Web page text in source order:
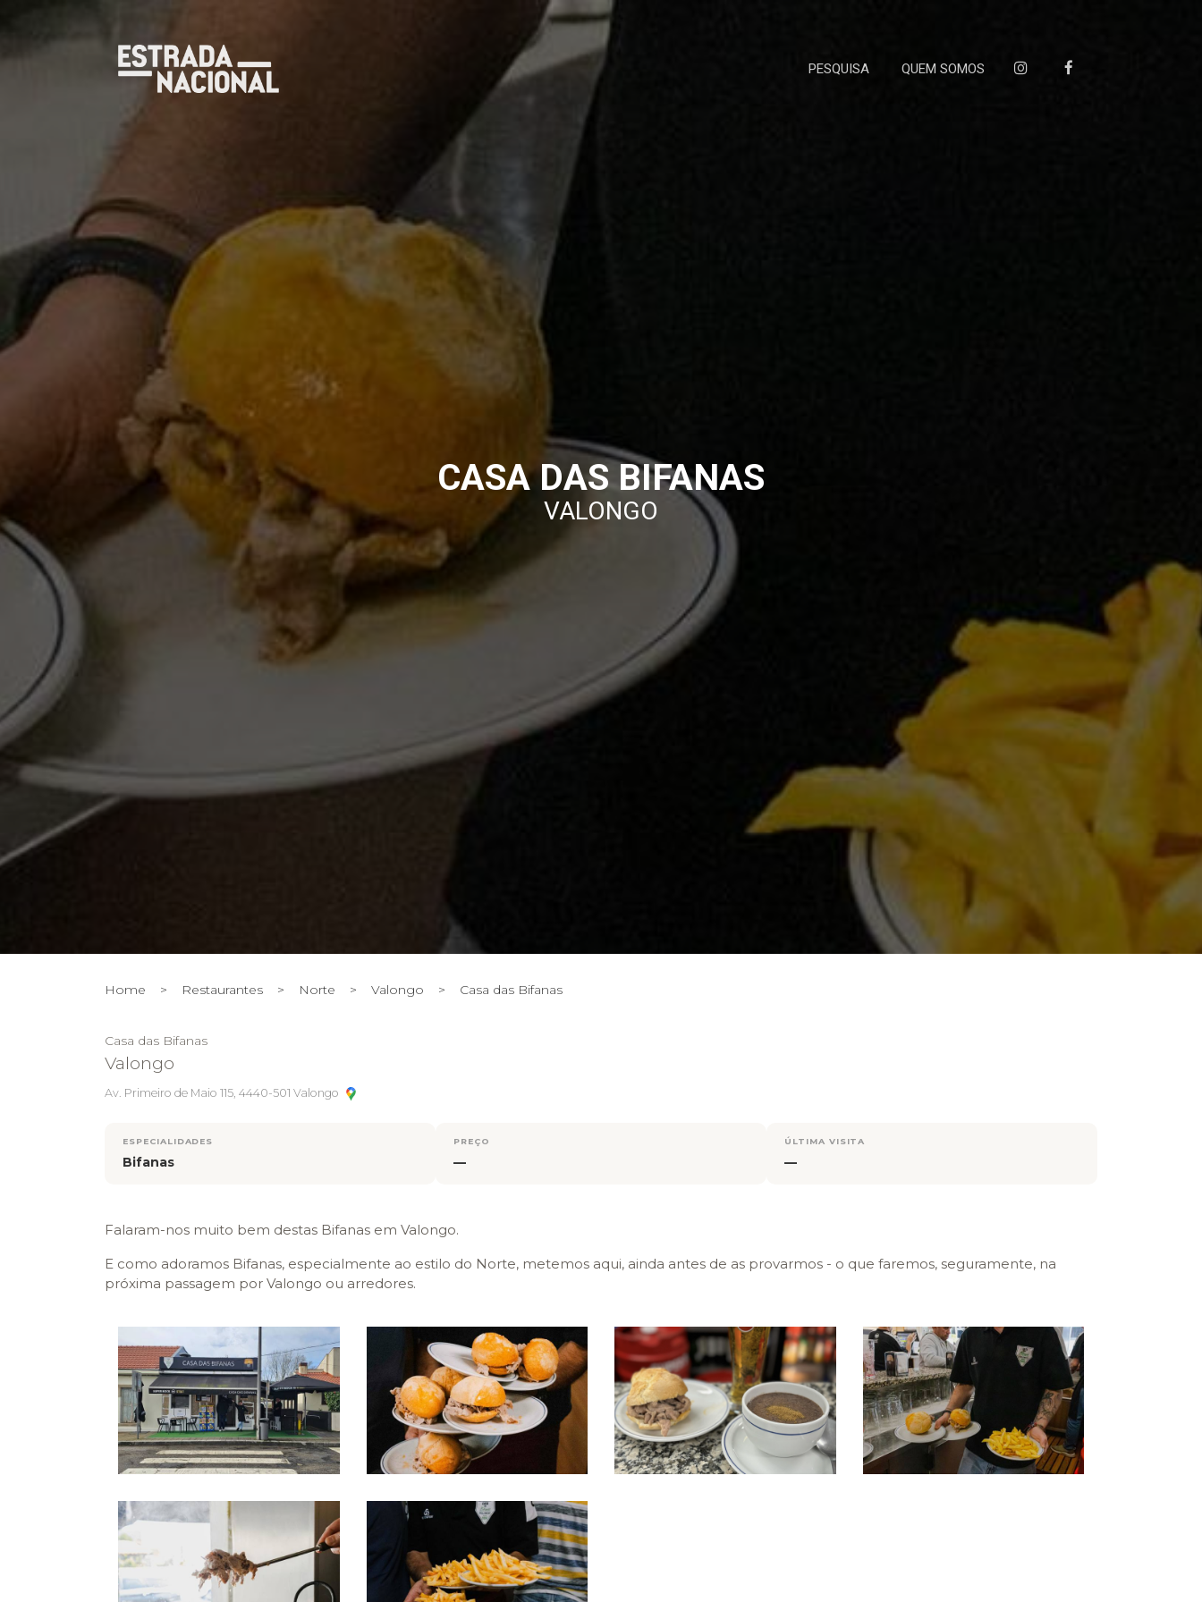
PESQUISA QUEM SOMOS
CASA DAS BIFANAS
VALONGO
Home > Restaurantes > Norte > Valongo > Casa das Bifanas
Casa das Bifanas
Valongo
Av. Primeiro de Maio 115, 4440-501 Valongo
ESPECIALIDADES
Bifanas
PREÇO
—
ÚLTIMA VISITA
—
Falaram-nos muito bem destas Bifanas em Valongo.
E como adoramos Bifanas, especialmente ao estilo do Norte, metemos aqui, ainda antes de as provarmos - o que faremos, seguramente, na
próxima passagem por Valongo ou arredores.